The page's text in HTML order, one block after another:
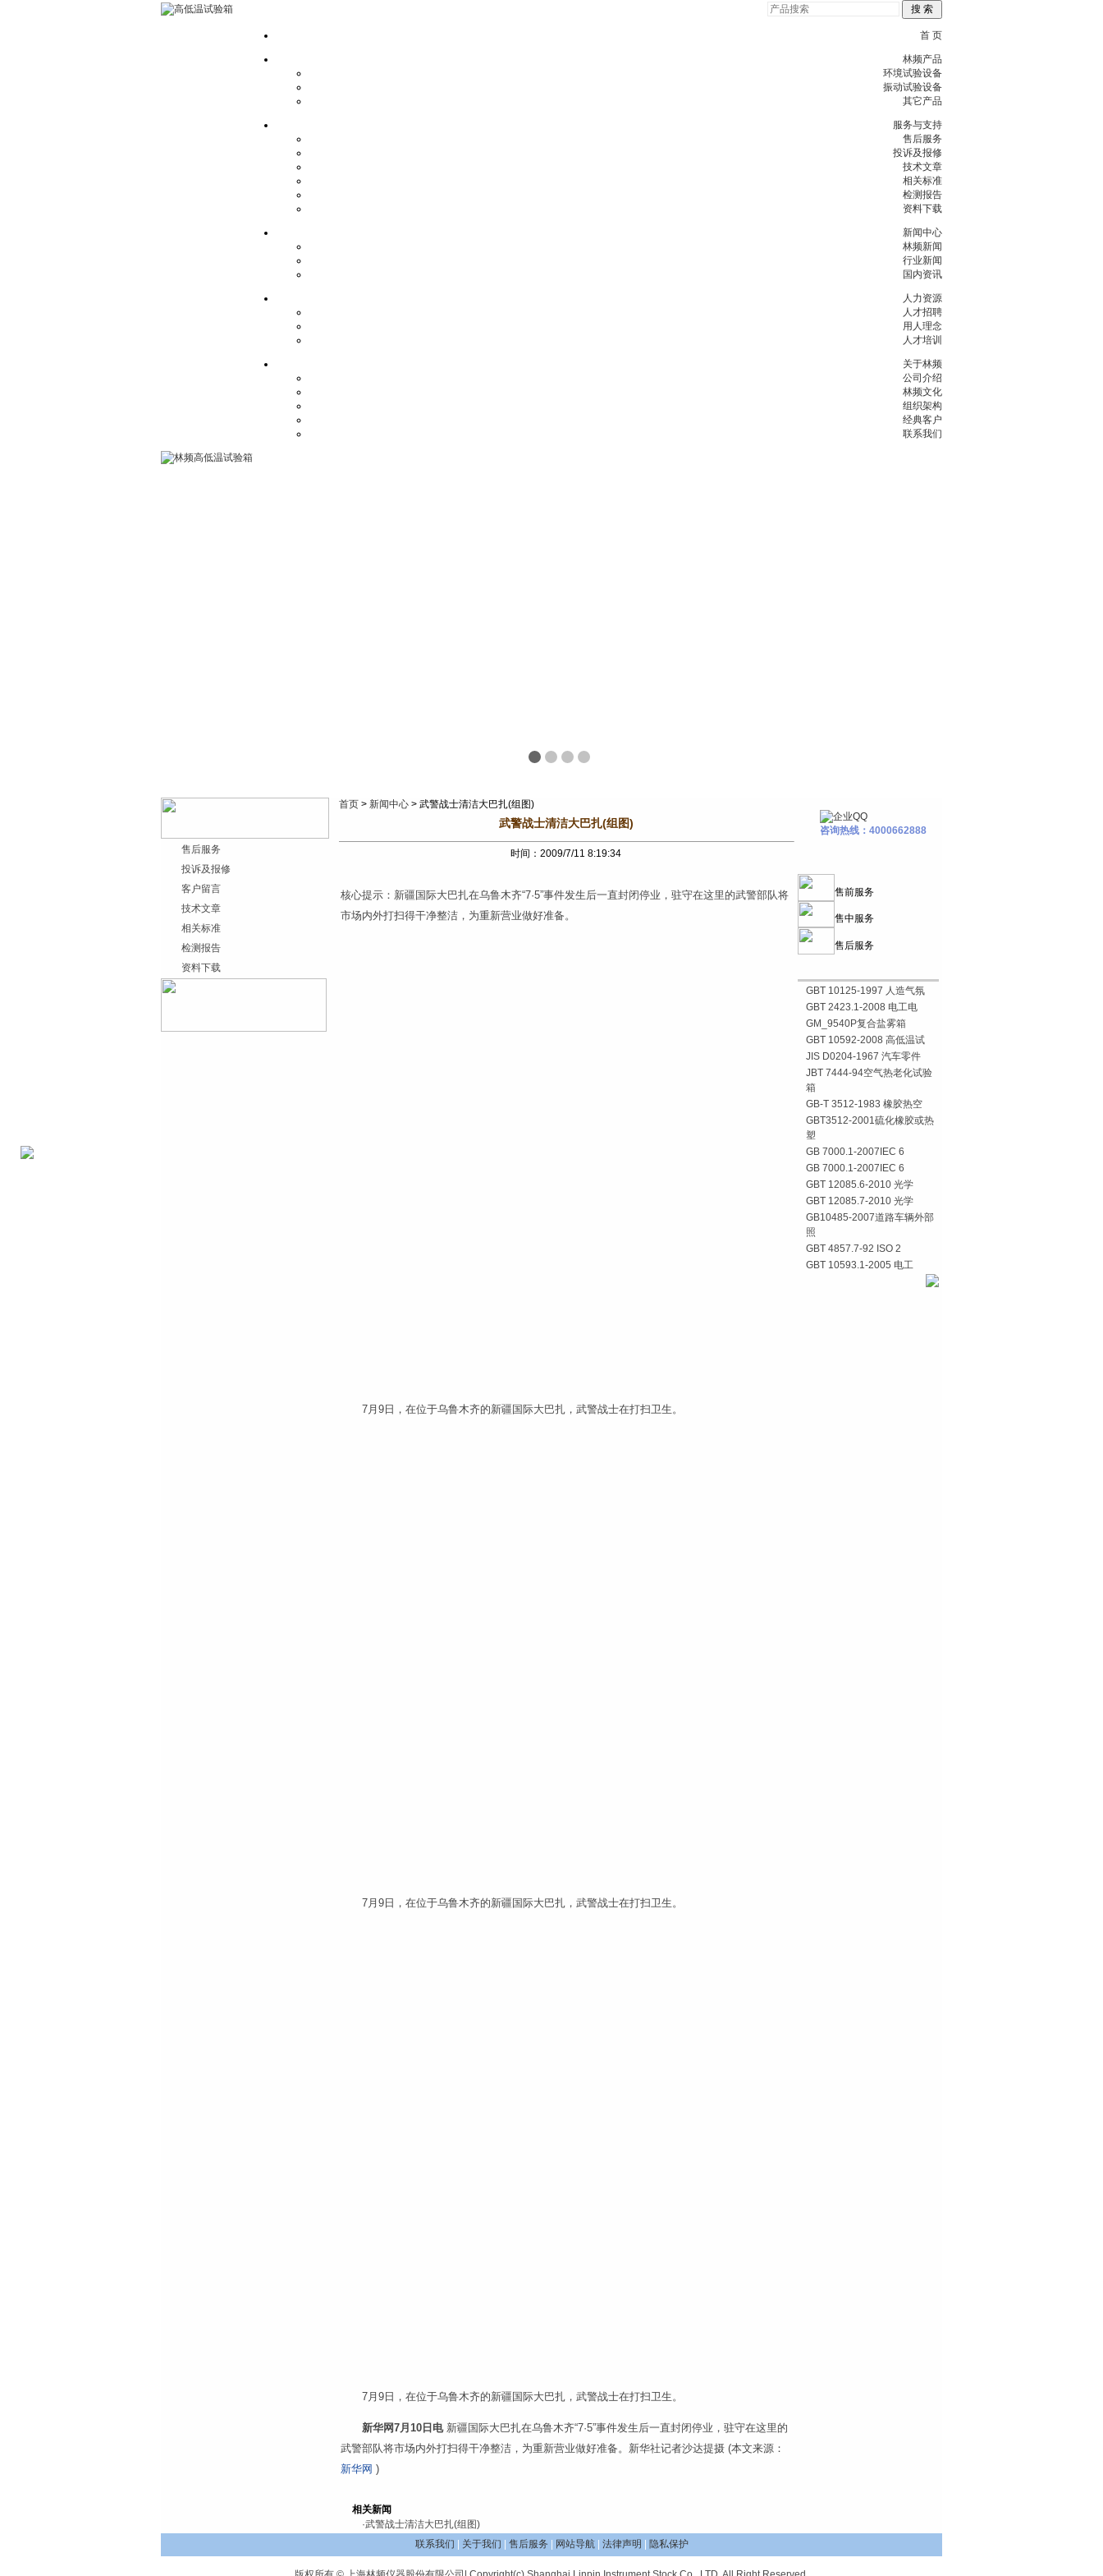
首 页
林频产品
环境试验设备
振动试验设备
其它产品
服务与支持
售后服务
投诉及报修
技术文章
相关标准
检测报告
资料下载
新闻中心
林频新闻
行业新闻
国内资讯
人力资源
人才招聘
用人理念
人才培训
关于林频
公司介绍
林频文化
组织架构
经典客户
联系我们
售后服务
投诉及报修
客户留言
技术文章
相关标准
检测报告
资料下载
首页 > 新闻中心 > 武警战士清洁大巴扎(组图)
武警战士清洁大巴扎(组图)
时间：2009/7/11 8:19:34
核心提示：新疆国际大巴扎在乌鲁木齐“7·5”事件发生后一直封闭停业，驻守在这里的武警部队将
市场内外打扫得干净整洁，为重新营业做好准备。
7月9日，在位于乌鲁木齐的新疆国际大巴扎，武警战士在打扫卫生。
7月9日，在位于乌鲁木齐的新疆国际大巴扎，武警战士在打扫卫生。
7月9日，在位于乌鲁木齐的新疆国际大巴扎，武警战士在打扫卫生。
新华网7月10日电新疆国际大巴扎在乌鲁木齐“7·5”事件发生后一直封闭停业，驻守在这里的
武警部队将市场内外打扫得干净整洁，为重新营业做好准备。新华社记者沙达提摄 (本文来源：
新华网 )
相关新闻
·武警战士清洁大巴扎(组图)
咨询热线：4000662888
售前服务
售中服务
售后服务
GBT 10125-1997 人造气氛
GBT 2423.1-2008 电工电
GM_9540P复合盐雾箱
GBT 10592-2008 高低温试
JIS D0204-1967 汽车零件
JBT 7444-94空气热老化试验
箱
GB-T 3512-1983 橡胶热空
GBT3512-2001硫化橡胶或热
塑
GB 7000.1-2007IEC 6
GB 7000.1-2007IEC 6
GBT 12085.6-2010 光学
GBT 12085.7-2010 光学
GB10485-2007道路车辆外部
照
GBT 4857.7-92 ISO 2
GBT 10593.1-2005 电工
联系我们 关于我们 售后服务 网站导航| 法律声明 隐私保护